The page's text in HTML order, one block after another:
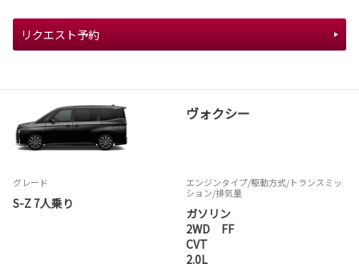
リクエスト予約
ヴォクシー
グレード
S-Z 7人乗り
エンジンタイプ/駆動方式/トランスミッ
ション/排気量
ガソリン
2WD FF
CVT
2.0L